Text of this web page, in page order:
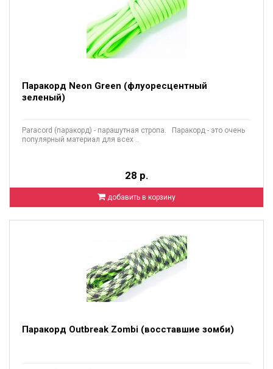
Паракорд Neon Green (флуоресцентный
зеленый)
Paracord (паракорд) - парашутная стропа. Паракорд - это очень
популярный материал для всех ..
28 р.
добавить в корзину
Паракорд Outbreak Zombi (восставшие зомби)